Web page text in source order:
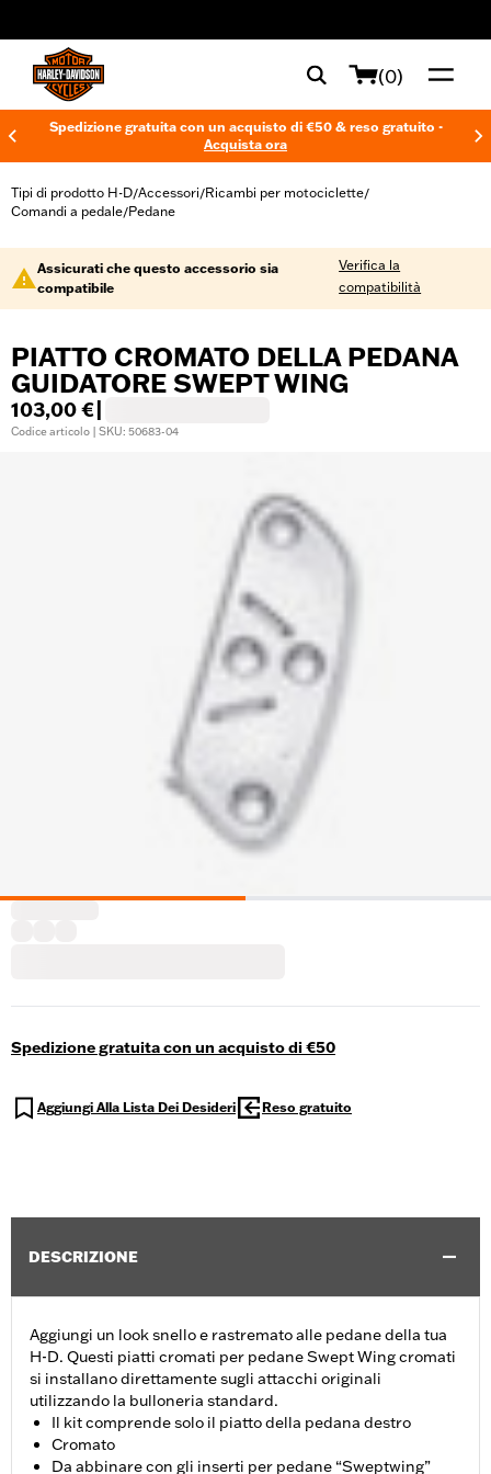
(0)
Spedizione gratuita con un acquisto di €50 & reso gratuito -
Acquista ora
Tipi di prodotto H-D/Accessori/Ricambi per motociclette/
Comandi a pedale/Pedane
Assicurati che questo accessorio sia
compatibile
Verifica la
compatibilità
PIATTO CROMATO DELLA PEDANA
GUIDATORE SWEPT WING
103,00 €
Codice articolo | SKU: 50683-04
Spedizione gratuita con un acquisto di €50
Aggiungi Alla Lista Dei Desideri Reso gratuito
DESCRIZIONE
Aggiungi un look snello e rastremato alle pedane della tua
H-D. Questi piatti cromati per pedane Swept Wing cromati
si installano direttamente sugli attacchi originali
utilizzando la bulloneria standard.
Il kit comprende solo il piatto della pedana destro
Cromato
Da abbinare con gli inserti per pedane “Sweptwing”